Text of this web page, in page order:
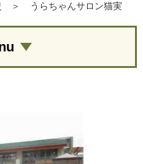
＞ うらちゃんサロン猫実